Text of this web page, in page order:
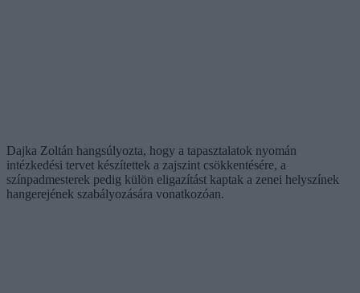
Dajka Zoltán hangsúlyozta, hogy a tapasztalatok nyomán
intézkedési tervet készítettek a zajszint csökkentésére, a
színpadmesterek pedig külön eligazítást kaptak a zenei helyszínek
hangerejének szabályozására vonatkozóan.